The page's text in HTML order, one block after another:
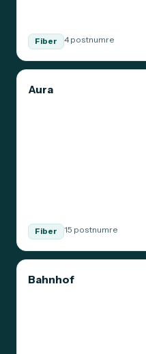
Fiber 4 postnumre
Aura
Fiber 15 postnumre
Bahnhof